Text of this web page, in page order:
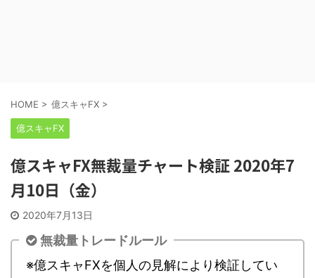
HOME > 億スキャFX >
億スキャFX
億スキャFX無裁量チャート検証 2020年7
月10日（金）
2020年7月13日
無裁量トレードルール
※億スキャFXを個人の見解により検証してい